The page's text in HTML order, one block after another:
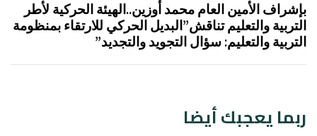
بإشراف الأمين العام محمد أوزين..الهيئة الحركية لأطر
التربية والتعليم تناقش”البديل الحركي للارتقاء بمنظومة
التربية والتعليم: سؤال التجويد والتجديد”
ربما يعجبك أيضا